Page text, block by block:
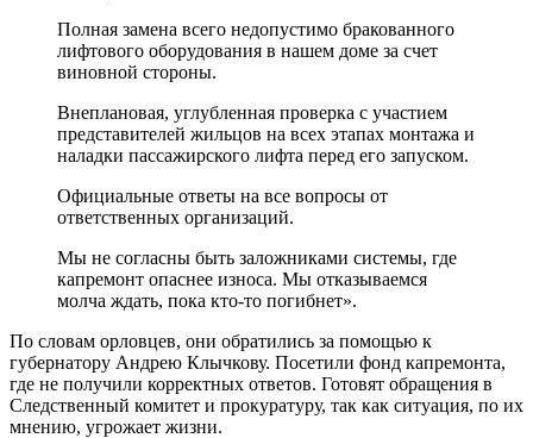
Полная замена всего недопустимо бракованного
лифтового оборудования в нашем доме за счет
виновной стороны.
Внеплановая, углубленная проверка с участием
представителей жильцов на всех этапах монтажа и
наладки пассажирского лифта перед его запуском.
Официальные ответы на все вопросы от
ответственных организаций.
Мы не согласны быть заложниками системы, где
капремонт опаснее износа. Мы отказываемся
молча ждать, пока кто-то погибнет».
По словам орловцев, они обратились за помощью к
губернатору Андрею Клычкову. Посетили фонд капремонта,
где не получили корректных ответов. Готовят обращения в
Следственный комитет и прокуратуру, так как ситуация, по их
мнению, угрожает жизни.